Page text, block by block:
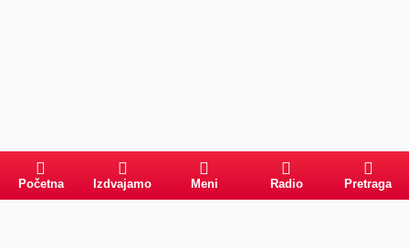
Početna Izdvajamo Meni Radio Pretraga